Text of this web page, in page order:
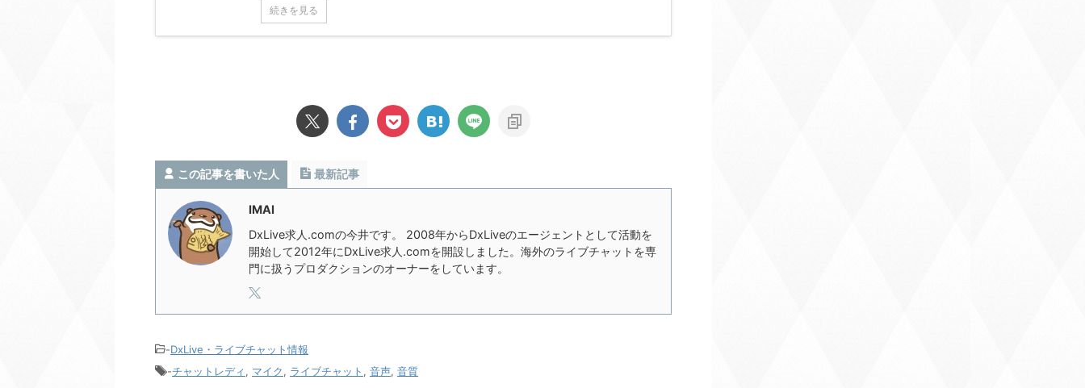
続きを見る
この記事を書いた人 最新記事
IMAI
DxLive求人.comの今井です。 2008年からDxLiveのエージェントとして活動を
開始して2012年にDxLive求人.comを開設しました。海外のライブチャットを専
門に扱うプロダクションのオーナーをしています。
-DxLive・ライブチャット情報
-チャットレディ, マイク, ライブチャット , 音声, 音質